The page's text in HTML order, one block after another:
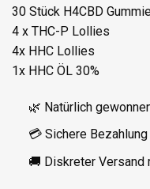
30 Stück H4CBD
4 x THC-P Lollies
4x HHC Lollies
1x HHC ÖL 30%
🌿 Natürlich
💳 Sichere
🚚 Diskreter Versand